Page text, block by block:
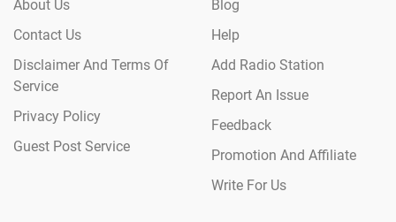
About Us
Contact Us
Disclaimer And Terms Of
Service
Privacy Policy
Guest Post Service
Blog
Help
Add Radio Station
Report An Issue
Feedback
Promotion And Affiliate
Write For Us